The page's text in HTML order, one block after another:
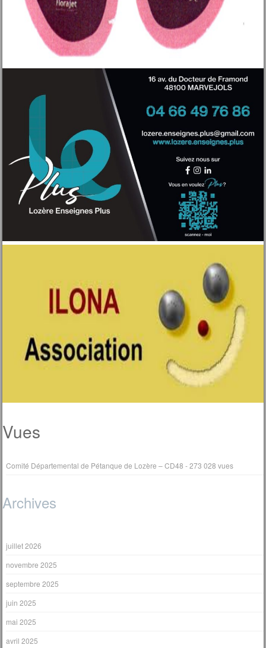
Vues
Comité Départemental de Pétanque de Lozère – CD48 - 273 028 vues
Archives
juillet 2026
novembre 2025
septembre 2025
juin 2025
mai 2025
avril 2025